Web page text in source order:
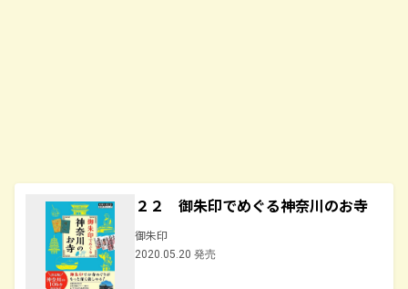
２２ 御朱印でめぐる神奈川のお寺
御朱印
2020.05.20 発売